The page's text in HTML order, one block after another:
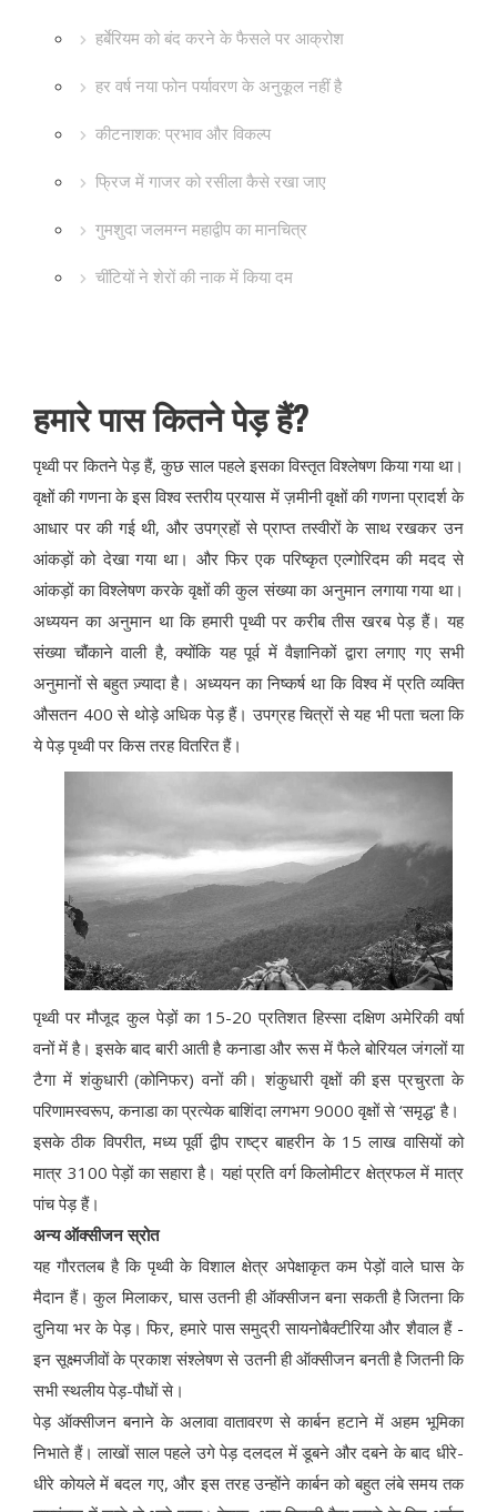
हर्बेरियम को बंद करने के फैसले पर आक्रोश
हर वर्ष नया फोन पर्यावरण के अनुकूल नहीं है
कीटनाशक: प्रभाव और विकल्प
फ्रिज में गाजर को रसीला कैसे रखा जाए
गुमशुदा जलमग्न महाद्वीप का मानचित्र
चींटियों ने शेरों की नाक में किया दम
हमारे पास कितने पेड़ हैं?
पृथ्वी पर कितने पेड़ हैं, कुछ साल पहले इसका विस्तृत विश्लेषण किया गया था।
वृक्षों की गणना के इस विश्व स्तरीय प्रयास में ज़मीनी वृक्षों की गणना प्रादर्श के
आधार पर की गई थी, और उपग्रहों से प्राप्त तस्वीरों के साथ रखकर उन
आंकड़ों को देखा गया था। और फिर एक परिष्कृत एल्गोरिदम की मदद से
आंकड़ों का विश्लेषण करके वृक्षों की कुल संख्या का अनुमान लगाया गया था।
अध्ययन का अनुमान था कि हमारी पृथ्वी पर करीब तीस खरब पेड़ हैं। यह
संख्या चौंकाने वाली है, क्योंकि यह पूर्व में वैज्ञानिकों द्वारा लगाए गए सभी
अनुमानों से बहुत ज़्यादा है। अध्ययन का निष्कर्ष था कि विश्व में प्रति व्यक्ति
औसतन 400 से थोड़े अधिक पेड़ हैं। उपग्रह चित्रों से यह भी पता चला कि
ये पेड़ पृथ्वी पर किस तरह वितरित हैं।
पृथ्वी पर मौजूद कुल पेड़ों का 15-20 प्रतिशत हिस्सा दक्षिण अमेरिकी वर्षा
वनों में है। इसके बाद बारी आती है कनाडा और रूस में फैले बोरियल जंगलों या
टैगा में शंकुधारी (कोनिफर) वनों की। शंकुधारी वृक्षों की इस प्रचुरता के
परिणामस्वरूप, कनाडा का प्रत्येक बाशिंदा लगभग 9000 वृक्षों से ‘समृद्ध' है।
इसके ठीक विपरीत, मध्य पूर्वी द्वीप राष्ट्र बाहरीन के 15 लाख वासियों को
मात्र 3100 पेड़ों का सहारा है। यहां प्रति वर्ग किलोमीटर क्षेत्रफल में मात्र
पांच पेड़ हैं।
अन्य ऑक्सीजन स्रोत
यह गौरतलब है कि पृथ्वी के विशाल क्षेत्र अपेक्षाकृत कम पेड़ों वाले घास के
मैदान हैं। कुल मिलाकर, घास उतनी ही ऑक्सीजन बना सकती है जितना कि
दुनिया भर के पेड़। फिर, हमारे पास समुद्री सायनोबैक्टीरिया और शैवाल हैं -
इन सूक्ष्मजीवों के प्रकाश संश्लेषण से उतनी ही ऑक्सीजन बनती है जितनी कि
सभी स्थलीय पेड़-पौधों से।
पेड़ ऑक्सीजन बनाने के अलावा वातावरण से कार्बन हटाने में अहम भूमिका
निभाते हैं। लाखों साल पहले उगे पेड़ दलदल में डूबने और दबने के बाद धीरे-
धीरे कोयले में बदल गए, और इस तरह उन्होंने कार्बन को बहुत लंबे समय तक